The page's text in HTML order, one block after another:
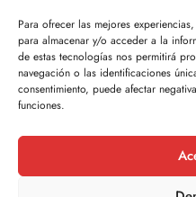
Para ofrecer las mejores
para almacenar y/o acceder a la
de estas tecnologías nos permitirá
navegación o las identificaciones
consentimiento, puede afectar
funciones.
Legal
Política de privacidad